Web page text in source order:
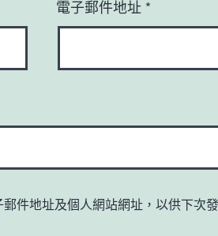
電子郵件地址 *
件地址及個人網站網址，以供下次